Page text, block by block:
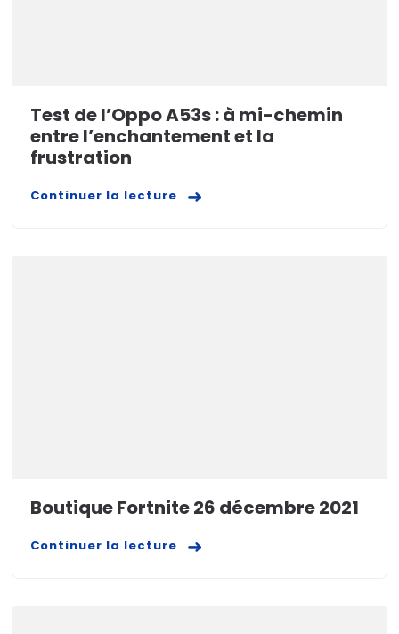
Test de l’Oppo A53s : à mi-chemin
entre l’enchantement et la
frustration
Continuer la lecture
Boutique Fortnite 26 décembre 2021
Continuer la lecture